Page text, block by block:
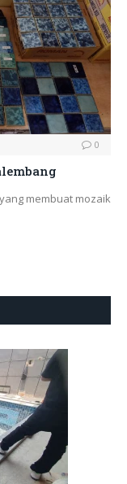
0
membuat mozaik